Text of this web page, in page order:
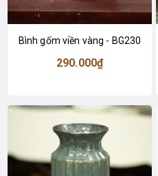
Bình gốm viền vàng - BG230
290.000₫